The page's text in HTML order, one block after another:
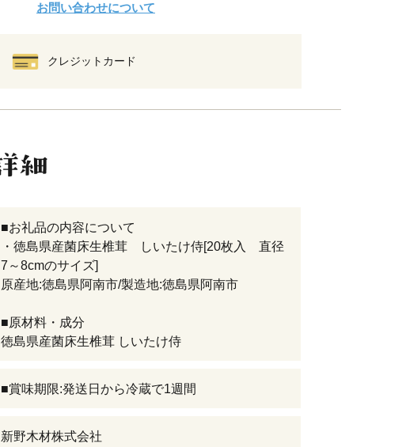
お問い合わせについて
クレジットカード
■お礼品の内容について
・徳島県産菌床生椎茸 しいたけ侍[20枚入 直径
7～8cmのサイズ]
原産地:徳島県阿南市/製造地:徳島県阿南市
■原材料・成分
徳島県産菌床生椎茸 しいたけ侍
■賞味期限:発送日から冷蔵で1週間
新野木材株式会社